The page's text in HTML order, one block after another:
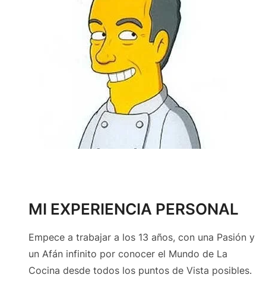
MI EXPERIENCIA PERSONAL
Empece a trabajar a los 13 años, con una Pasión y
un Afán infinito por conocer el Mundo de La
Cocina desde todos los puntos de Vista posibles.